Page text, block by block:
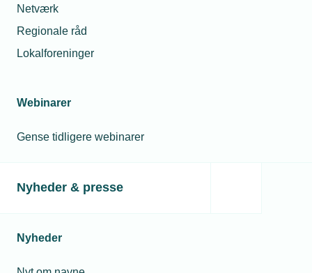
Netværk
Regionale råd
Lokalforeninger
Webinarer
Gense tidligere webinarer
Nyheder & presse
Nyheder